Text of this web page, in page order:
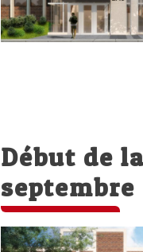
Début de
septembre